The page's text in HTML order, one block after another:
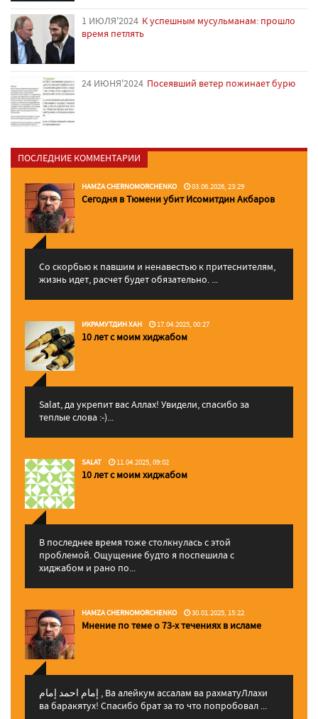
1 ИЮЛЯ'2024 К успешным мусульманам: прошло
время петлять
24 ИЮНЯ'2024 Посеявший ветер пожинает бурю
ПОСЛЕДНИЕ КОММЕНТАРИИ
HAMZA CHERNOMORCHENKO 03.06.2026, 23:29
Сегодня в Тюмени убит Исомитдин Акбаров
Со скорбью к павшим и ненавестью к притеснителям,
жизнь идет, расчет будет обязательно. ...
ИКРАМУТДИН ХАН 17.04.2025, 00:27
10 лет с моим хиджабом
Salat, да укрепит вас Аллаx! Увидели, спасибо за
теплые слова :-)...
SALAT 11.04.2025, 09:02
10 лет с моим хиджабом
В последнее время тоже столкнулась с этой
проблемой. Ощущение будто я поспешила с
хиджабом и рано по...
HAMZA CHERNOMORCHENKO 30.01.2025, 15:22
Мнение по теме о 73-х течениях в исламе
إمام احمد إمام , Ва алейкум ассалам ва рахматуЛлахи
ва баракятух! Спасибо брат за то что попробовал ...